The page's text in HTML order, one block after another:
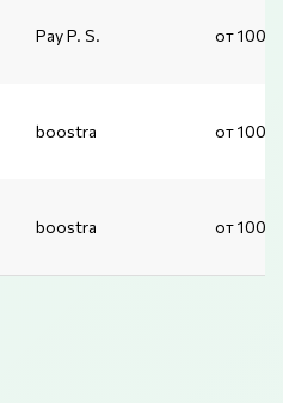
Pay P. S. от
boostra от
boostra от